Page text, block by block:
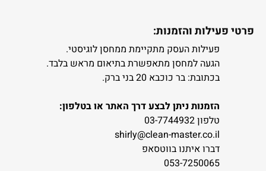
פרטי פעילות והזמנות:
פעילות העסק מתקיימת ממחסן לוגיסטי.
הגעה למחסן מתאפשרת בתיאום מראש בלבד.
בכתובת: בר כוכבא 20 בני ברק.
הזמנות ניתן לבצע דרך האתר או בטלפון:
טלפון 03-7744932
shirly@clean-master.co.il
דברו איתנו בווטסאפ
053-7250065